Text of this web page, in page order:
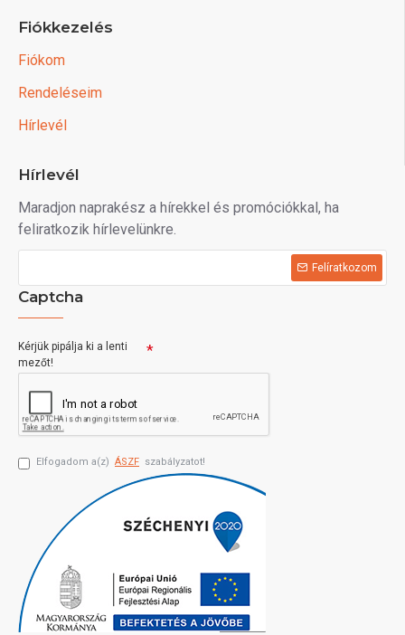
Fiókkezelés
Fiókom
Rendeléseim
Hírlevél
Hírlevél
Maradjon naprakész a hírekkel és promóciókkal, ha
feliratkozik hírlevelünkre.
Felíratkozom
Captcha
Kérjük pipálja ki a lenti
mezőt!
Elfogadom a(z) ÁSZF szabályzatot!